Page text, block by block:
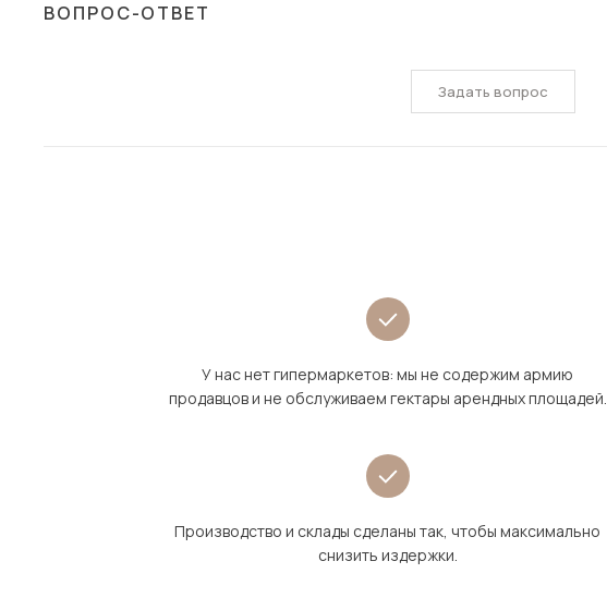
ВОПРОС-ОТВЕТ
Задать вопрос
У нас нет гипермаркетов: мы не содержим армию
продавцов и не обслуживаем гектары арендных площадей.
Производство и склады сделаны так, чтобы максимально
снизить издержки.